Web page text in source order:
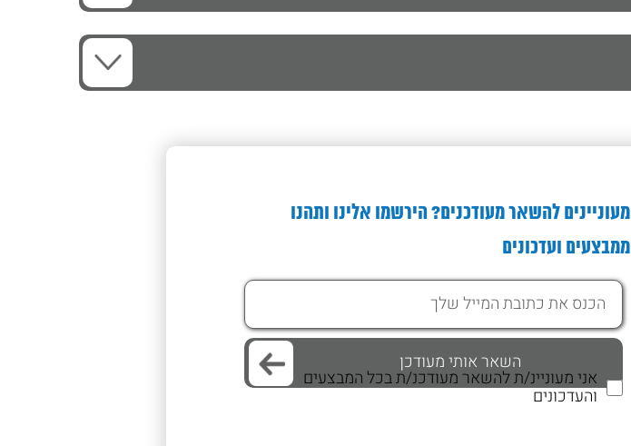
מעוניינים להשאר מעודכנים? הירשמו אלינו ותהנו
ממבצעים ועדכונים
אני מעוניינ/ת להשאר מעודכנ/ת בכל המבצעים
והעדכונים